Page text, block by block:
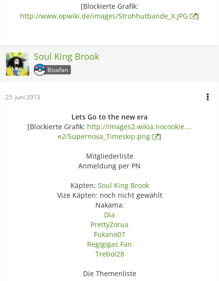
[Blockierte Grafik:
http://www.opwiki.de/images/Strohhutbande_X.JPG
]
Soul King Brook
Bisafan
25. Juni 2013
Lets Go to the new era
[Blockierte Grafik: http://images2.wikia.nocookie.…
e2/Supernova_Timeskip.png
]
Mitgliederliste
Anmeldung per PN
Käpten: Soul King Brook
Vize Käpten: noch nicht gewählt
Nakama:
Dia
PrettyZorua
Fukano07
Regigigas Fan
Trebol28
Die Themenliste